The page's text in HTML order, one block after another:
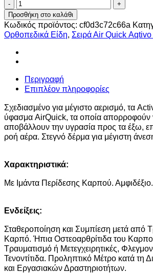
Πηχεοκαρπικός
Νάρθηκας
Ελαστικός
Μπεζ
Aqtivo
Skin
/
ποσότητα
Προσθήκη στο καλάθι
Κωδικός προϊόντος: cf0d3c72c66a
Ορθοπεδικά Είδη Σειρά Αir Quick
Περιγραφή
Επιπλέον πληροφορίες
Σχεδιασμένο για μέγιστo αερισμό, τα
ύφασμα AirQuick, τα οποία απορροφούν
αποβάλλουν την υγρασία προς τα έξω,
ροή αέρα. Στεγνό δέρμα για μέγιστη
Χαρακτηριστικά:
Με Ιμάντα Περίδεσης Καρπού. Αμφιδέξιο.
Ενδείξεις:
Σταθεροποίηση και Συμπίεση μετά από
Καρπό. Ήπια Οστεοαρθρίτιδα του
Τραυματισμό ή Μετεγχειρητικές,
Τενοντίτιδα. Προληπτικό Μέτρο κατά τη
και Εργασιακών Δραστηριοτήτων.